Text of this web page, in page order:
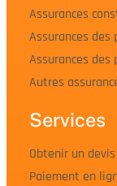
Assurances
Assurances des
Assurances des
Autres
Services
Obtenir un devis
Paiement en